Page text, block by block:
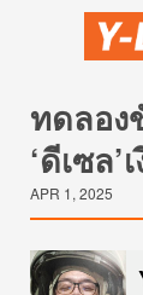
ทดลอง
‘ดีเซล
APR 1, 2025